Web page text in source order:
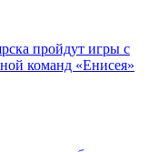
пройдут игры с
команд «Енисея»